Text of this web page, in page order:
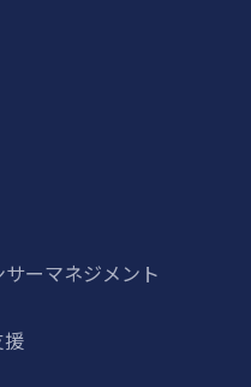
ーマネジメント
援